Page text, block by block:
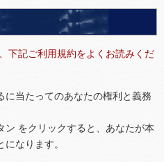
下記ご利用規約をよくお読みくだ
に当たってのあなたの権利と義務
ン をクリックすると、あなたが本
なります。